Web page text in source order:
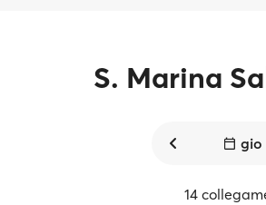
S. Marina
gio
14